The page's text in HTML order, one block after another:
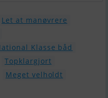
Let at manøvrere
Klasse båd
Topklargjort
Meget velholdt